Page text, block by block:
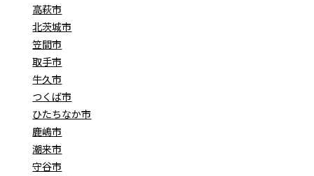
高萩市
北茨城市
笠間市
取手市
牛久市
つくば市
ひたちなか市
鹿嶋市
潮来市
守谷市